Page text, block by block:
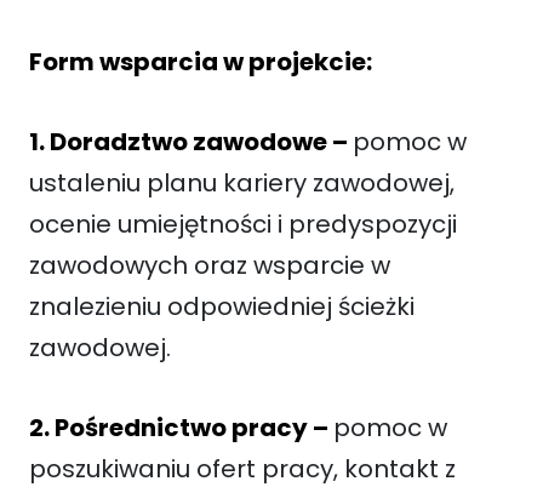
Form wsparcia w projekcie:
1. Doradztwo zawodowe – pomoc w
ustaleniu planu kariery zawodowej,
ocenie umiejętności i predyspozycji
zawodowych oraz wsparcie w
znalezieniu odpowiedniej ścieżki
zawodowej.
2. Pośrednictwo pracy – pomoc w
poszukiwaniu ofert pracy, kontakt z